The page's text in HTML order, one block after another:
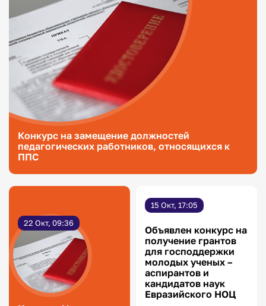
Конкурс на замещение должностей
педагогических работников, относящихся к
ППС
22 Окт, 09:36
15 Окт, 17:05
Объявлен конкурс на
получение грантов
для господдержки
молодых ученых –
аспирантов и
кандидатов наук
Евразийского НОЦ